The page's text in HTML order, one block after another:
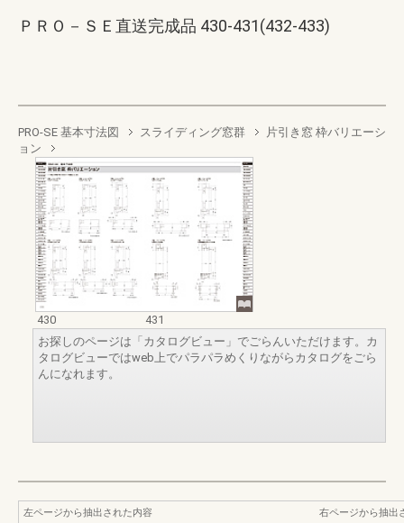
ＰＲＯ－ＳＥ直送完成品 430-431(432-433)
PRO-SE 基本寸法図 スライディング窓群
片引き窓 枠バリエーシ
ョン
430
431
お探しのページは「カタログビュー」でごらんいただけます。カ
タログビューではweb上でパラパラめくりながらカタログをごら
んになれます。
左ページから抽出された内容
右ページから抽出